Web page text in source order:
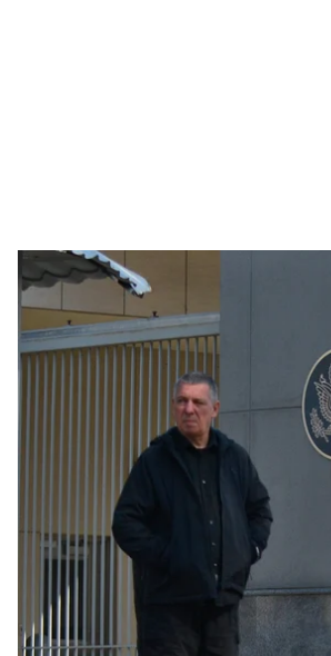
Посольство США в Києві
закордонних справ і політики
дипломатів із Києва на тлі погроз
в повідомленні
«Посольство США відкрите.
неправдивими»
, — кажуть там.
Водночас в установі
наголосили, що через війну в
якої причини».